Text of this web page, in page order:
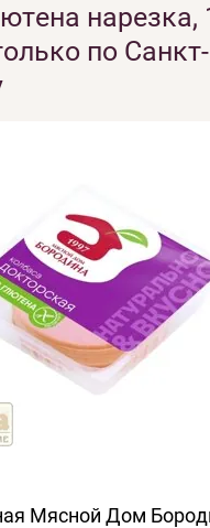
нарезка,
по Санкт-
Мясной Дом